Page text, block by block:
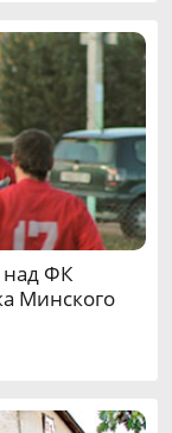
ФК
Минского